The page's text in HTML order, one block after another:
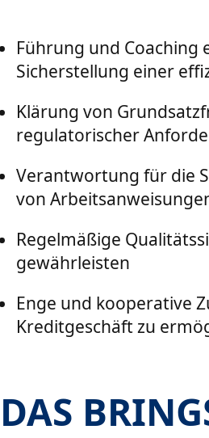
Führung und
Sicherstellung einer
Klärung von
regulatorischer
Verantwortung für die
von
Regelmäßige
gewährleisten
Enge und kooperative
Kreditgeschäft zu
DAS